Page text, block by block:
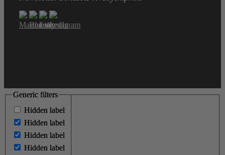
Generic filters
Hidden label
Hidden label
Hidden label
Hidden label
Generic filters
Hidden label
Hidden label
Hidden label
Hidden label